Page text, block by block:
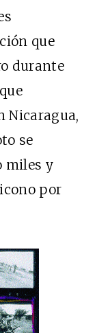
que
durante
Nicaragua,
se
miles y
por